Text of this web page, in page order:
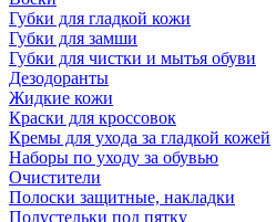
Губки для гладкой кожи
Губки для замши
Губки для чистки и мытья обуви
Дезодоранты
Жидкие кожи
Краски для кроссовок
Кремы для ухода за гладкой кожей
Наборы по уходу за обувью
Очистители
Полоски защитные, накладки
Полустельки под пятку